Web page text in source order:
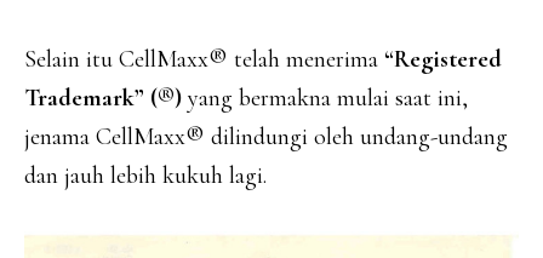
Selain itu CellMaxx® telah menerima “Registered
Trademark” (®) yang bermakna mulai saat ini,
jenama CellMaxx® dilindungi oleh undang-undang
dan jauh lebih kukuh lagi.